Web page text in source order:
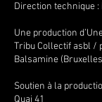
Direction technique
Une production
Tribu Collectif asbl /
Balsamine
Soutien à la
Quai 41